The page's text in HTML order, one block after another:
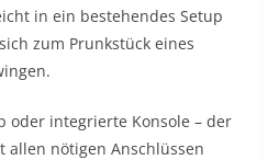
in ein bestehendes Setup
zum Prunkstück eines
oder integrierte Konsole – der
allen nötigen Anschlüssen